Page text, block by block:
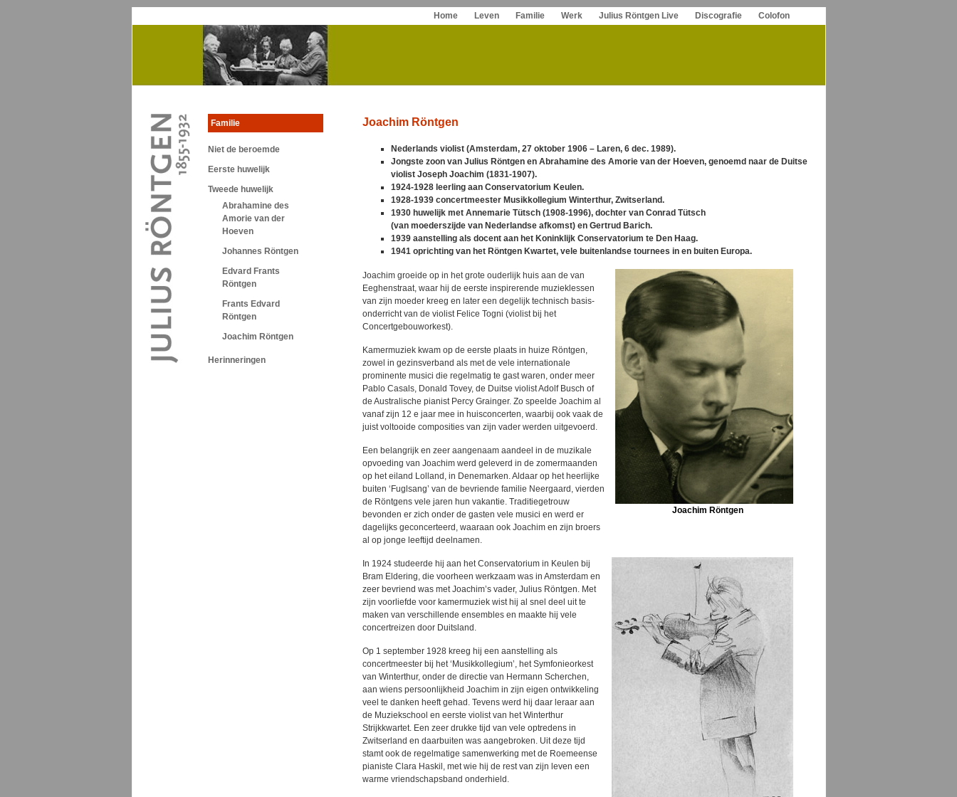
Spring
naar
Home Leven Familie Werk Julius Röntgen Live Discografie Colofon
Familie
Niet de beroemde
Eerste huwelijk
Tweede huwelijk
Abrahamine des
Amorie van der
Hoeven
Johannes Röntgen
Edvard Frants
Röntgen
Frants Edvard
Röntgen
Joachim Röntgen
Herinneringen
Joachim Röntgen
Nederlands violist (Amsterdam, 27 oktober 1906 – Laren, 6 dec. 1989).
Jongste zoon van Julius Röntgen en Abrahamine des Amorie van der Hoeven, genoemd naar de Duitse
violist Joseph Joachim (1831-1907).
1924-1928 leerling aan Conservatorium Keulen.
1928-1939 concertmeester Musikkollegium Winterthur, Zwitserland.
1930 huwelijk met Annemarie Tütsch (1908-1996), dochter van Conrad Tütsch
(van moederszijde van Nederlandse afkomst) en Gertrud Barich.
1939 aanstelling als docent aan het Koninklijk Conservatorium te Den Haag.
1941 oprichting van het Röntgen Kwartet, vele buitenlandse tournees in en buiten Europa.
Joachim Röntgen
Joachim groeide op in het grote ouderlijk huis aan de van
Eeghenstraat, waar hij de eerste inspirerende muzieklessen
van zijn moeder kreeg en later een degelijk technisch basis-
onderricht van de violist Felice Togni (violist bij het
Concertgebouworkest).
Kamermuziek kwam op de eerste plaats in huize Röntgen,
zowel in gezinsverband als met de vele internationale
prominente musici die regelmatig te gast waren, onder meer
Pablo Casals, Donald Tovey, de Duitse violist Adolf Busch of
de Australische pianist Percy Grainger. Zo speelde Joachim al
vanaf zijn 12 e jaar mee in huisconcerten, waarbij ook vaak de
juist voltooide composities van zijn vader werden uitgevoerd.
Een belangrijk en zeer aangenaam aandeel in de muzikale
opvoeding van Joachim werd geleverd in de zomermaanden
op het eiland Lolland, in Denemarken. Aldaar op het heerlijke
buiten ‘Fuglsang’ van de bevriende familie Neergaard, vierden
de Röntgens vele jaren hun vakantie. Traditiegetrouw
bevonden er zich onder de gasten vele musici en werd er
dagelijks geconcerteerd, waaraan ook Joachim en zijn broers
al op jonge leeftijd deelnamen.
In 1924 studeerde hij aan het Conservatorium in Keulen bij
Bram Eldering, die voorheen werkzaam was in Amsterdam en
zeer bevriend was met Joachim’s vader, Julius Röntgen. Met
zijn voorliefde voor kamermuziek wist hij al snel deel uit te
maken van verschillende ensembles en maakte hij vele
concertreizen door Duitsland.
Op 1 september 1928 kreeg hij een aanstelling als
concertmeester bij het ‘Musikkollegium’, het Symfonieorkest
van Winterthur, onder de directie van Hermann Scherchen,
aan wiens persoonlijkheid Joachim in zijn eigen ontwikkeling
veel te danken heeft gehad. Tevens werd hij daar leraar aan
de Muziekschool en eerste violist van het Winterthur
Strijkkwartet. Een zeer drukke tijd van vele optredens in
Zwitserland en daarbuiten was aangebroken. Uit deze tijd
stamt ook de regelmatige samenwerking met de Roemeense
pianiste Clara Haskil, met wie hij de rest van zijn leven een
warme vriendschapsband onderhield.